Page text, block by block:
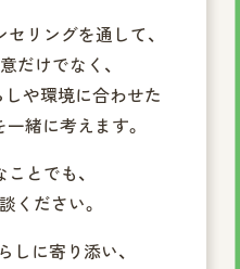
リングを通して、
だけでなく、
や環境に合わせた
緒に考えます。
とでも、
ください。
しに寄り添い、